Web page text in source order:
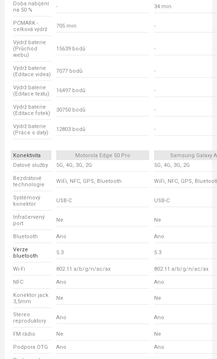
Doba nabíjení
na 50 %
- 34 min.
PCMARK -
celková výdrž
705 min -
Výdrž baterie
(Průchod
webu)
15639 bodů -
Výdrž baterie
(Editace videa)
7077 bodů -
Výdrž baterie
(Editace textu)
16497 bodů -
Výdrž baterie
(Editace fotek)
30750 bodů -
Výdrž baterie
(Práce s daty)
12803 bodů -
Konektivita Motorola Edge 50 Pro
Samsung Galaxy
Datové služby
5G, 4G, 3G, 2G 5G, 4G, 3G, 2G
Bezdrátové
technologie
WiFi, NFC, GPS, Bluetooth WiFi, NFC, GPS,
Systémový
konektor
USB-C USB-C
Infračervený
port
Ne Ne
Bluetooth Ano Ano
Verze
bluetooth
5.3 5.3
Wi-Fi 802.11 a/b/g/n/ac/ax 802.11 a/b/g/n/ac/ax
NFC Ano Ano
Konektor jack
3,5mm
Ne Ne
Stereo
reproduktory
Ano Ano
FM rádio Ne Ne
Podpora OTG Ano Ano